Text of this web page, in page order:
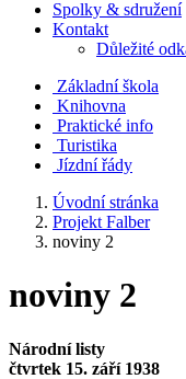
Spolky & sdružení
Kontakt
Důležité
Základní škola
Knihovna
Praktické info
Turistika
Jízdní řády
Úvodní stránka
Projekt Falber
noviny 2
noviny 2
Národní listy
čtvrtek 15. září 1938